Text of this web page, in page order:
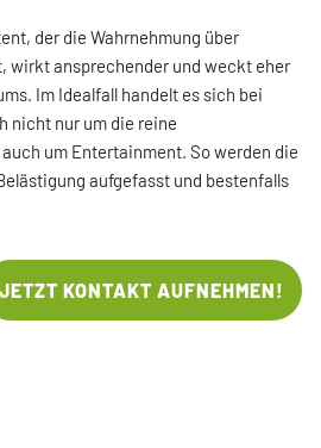
der die Wahrnehmung über
wirkt ansprechender und weckt eher
Im Idealfall handelt es sich bei
nicht nur um die reine
um Entertainment. So werden die
aufgefasst und bestenfalls
JETZT KONTAKT AUFNEHMEN!